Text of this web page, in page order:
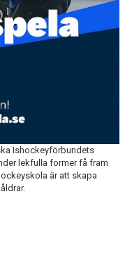
Ishockeyförbundets
lekfulla former få fram
är att skapa